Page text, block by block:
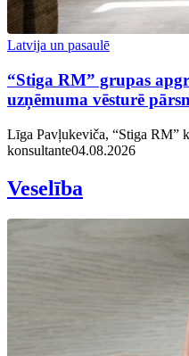
Latvija un pasaulē
“Stiga RM” grupas
uzņēmuma vēsturē
Līga Pavļukeviča, “Stiga RM”
konsultante04.08.2026
Veselība